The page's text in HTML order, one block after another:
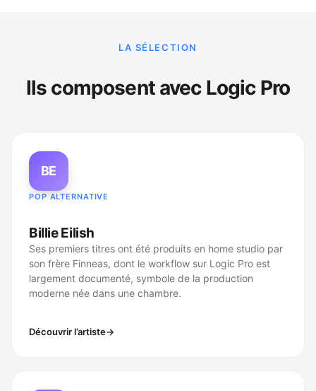
LA SÉLECTION
Ils composent avec Logic Pro
BE
POP ALTERNATIVE
Billie Eilish
Ses premiers titres ont été produits en home studio par
son frère Finneas, dont le workflow sur Logic Pro est
largement documenté, symbole de la production
moderne née dans une chambre.
Découvrir l’artiste